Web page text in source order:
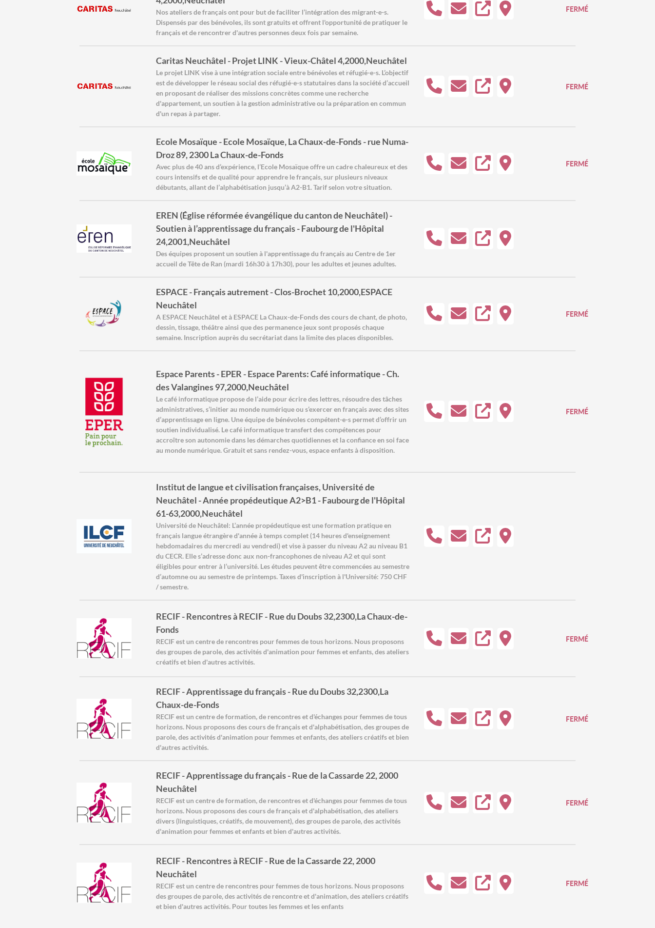
Nos ateliers de français ont pour but de faciliter l’intégration des migrant-e-s.
Dispensés par des bénévoles, ils sont gratuits et offrent l'opportunité de pratiquer le
français et de rencontrer d'autres personnes deux fois par semaine.
FERMÉ
Caritas Neuchâtel - Projet LINK - Vieux-Châtel 4,2000,Neuchâtel
Le projet LINK vise à une intégration sociale entre bénévoles et réfugié-e-s. L’objectif
est de développer le réseau social des réfugié-e-s statutaires dans la société d’accueil
en proposant de réaliser des missions concrètes comme une recherche
d'appartement, un soutien à la gestion administrative ou la préparation en commun
d'un repas à partager.
FERMÉ
Ecole Mosaïque - Ecole Mosaïque, La Chaux-de-Fonds - rue Numa-
Droz 89, 2300 La Chaux-de-Fonds
Avec plus de 40 ans d’expérience, l’Ecole Mosaïque offre un cadre chaleureux et des
cours intensifs et de qualité pour apprendre le français, sur plusieurs niveaux
débutants, allant de l’alphabétisation jusqu’à A2-B1. Tarif selon votre situation.
FERMÉ
EREN (Église réformée évangélique du canton de Neuchâtel) -
Soutien à l’apprentissage du français - Faubourg de l'Hôpital
24,2001,Neuchâtel
Des équipes proposent un soutien à l'apprentissage du français au Centre de 1er
accueil de Tête de Ran (mardi 16h30 à 17h30), pour les adultes et jeunes adultes.
ESPACE - Français autrement - Clos-Brochet 10,2000,ESPACE
Neuchâtel
A ESPACE Neuchâtel et à ESPACE La Chaux-de-Fonds des cours de chant, de photo,
dessin, tissage, théâtre ainsi que des permanence jeux sont proposés chaque
semaine. Inscription auprès du secrétariat dans la limite des places disponibles.
FERMÉ
Espace Parents - EPER - Espace Parents: Café informatique - Ch.
des Valangines 97,2000,Neuchâtel
Le café informatique propose de l’aide pour écrire des lettres, résoudre des tâches
administratives, s’initier au monde numérique ou s’exercer en français avec des sites
d’apprentissage en ligne. Une équipe de bénévoles compétent-e-s permet d’offrir un
soutien individualisé. Le café informatique transfert des compétences pour
accroître son autonomie dans les démarches quotidiennes et la confiance en soi face
au monde numérique. Gratuit et sans rendez-vous, espace enfants à disposition.
FERMÉ
Institut de langue et civilisation françaises, Université de
Neuchâtel - Année propédeutique A2>B1 - Faubourg de l'Hôpital
61-63,2000,Neuchâtel
Université de Neuchâtel: L’année propédeutique est une formation pratique en
français langue étrangère d'année à temps complet (14 heures d'enseignement
hebdomadaires du mercredi au vendredi) et vise à passer du niveau A2 au niveau B1
du CECR. Elle s’adresse donc aux non-francophones de niveau A2 et qui sont
éligibles pour entrer à l’université. Les études peuvent être commencées au semestre
d’automne ou au semestre de printemps. Taxes d'inscription à l'Université: 750 CHF
/ semestre.
RECIF - Rencontres à RECIF - Rue du Doubs 32,2300,La Chaux-de-
Fonds
RECIF est un centre de rencontres pour femmes de tous horizons. Nous proposons
des groupes de parole, des activités d'animation pour femmes et enfants, des ateliers
créatifs et bien d'autres activités.
FERMÉ
RECIF - Apprentissage du français - Rue du Doubs 32,2300,La
Chaux-de-Fonds
RECIF est un centre de formation, de rencontres et d'échanges pour femmes de tous
horizons. Nous proposons des cours de français et d'alphabétisation, des groupes de
parole, des activités d'animation pour femmes et enfants, des ateliers créatifs et bien
d'autres activités.
FERMÉ
RECIF - Apprentissage du français - Rue de la Cassarde 22, 2000
Neuchâtel
RECIF est un centre de formation, de rencontres et d'échanges pour femmes de tous
horizons. Nous proposons des cours de français et d'alphabétisation, des ateliers
divers (linguistiques, créatifs, de mouvement), des groupes de parole, des activités
d'animation pour femmes et enfants et bien d'autres activités.
FERMÉ
RECIF - Rencontres à RECIF - Rue de la Cassarde 22, 2000
Neuchâtel
RECIF est un centre de rencontres pour femmes de tous horizons. Nous proposons
des groupes de parole, des activités de rencontre et d'animation, des ateliers créatifs
et bien d'autres activités. Pour toutes les femmes et les enfants
FERMÉ